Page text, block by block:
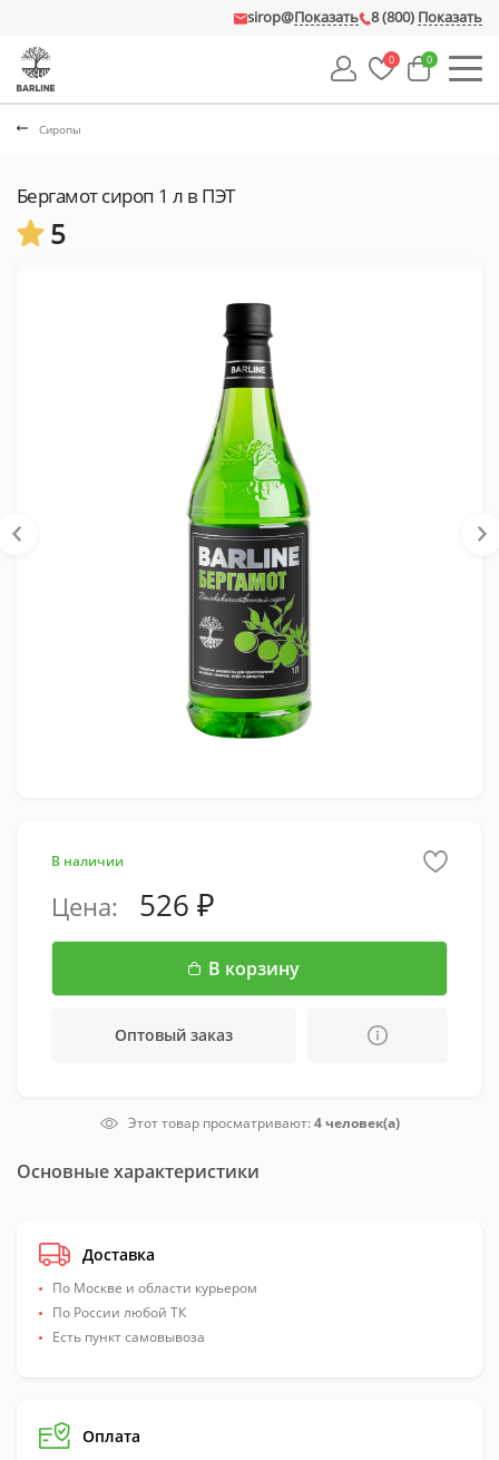
sirop@Показать 8 (800) Показать
0 0
Сиропы
Бергамот сироп 1 л в ПЭТ
5
Основные характеристики
В наличии
Цена: 526
В корзину
Оптовый заказ
Этот товар просматривают:4 человек(а)
Доставка
По Москве и области курьером
По России любой ТК
Есть пункт самовывоза
Оплата